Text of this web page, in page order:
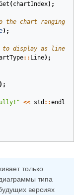
( chartIndex);
the chart ranging
);
to display as line
:: Line);
);
<< std ::endl
только
типа
версиях